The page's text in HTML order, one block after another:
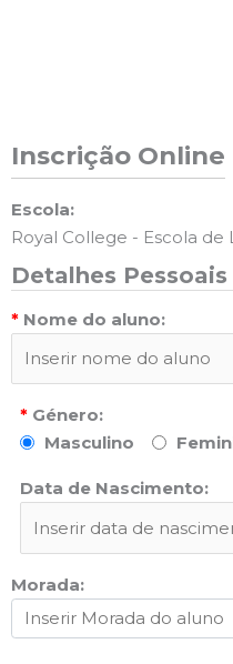
Inscrição Online
Escola:
Royal College - Escola de
Detalhes Pessoais
* Nome do aluno:
* Género:
Masculino
Data de Nascimento:
Morada: